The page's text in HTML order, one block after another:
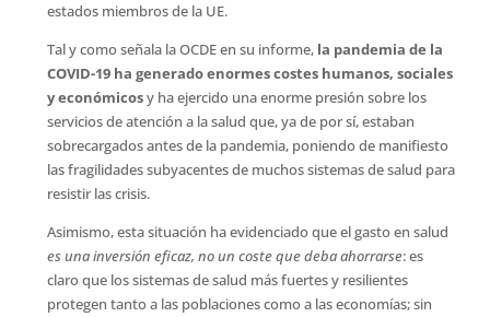
estados miembros de la UE.
Tal y como señala la OCDE en su informe, la pandemia de la
COVID-19 ha generado enormes costes humanos, sociales
y económicosy ha ejercido una enorme presión sobre los
servicios de atención a la salud que, ya de por sí, estaban
sobrecargados antes de la pandemia, poniendo de manifiesto
las fragilidades subyacentes de muchos sistemas de salud para
resistir las crisis.
Asimismo, esta situación ha evidenciado que el gasto en salud
es una inversión eficaz, no un coste que deba ahorrarse: es
claro que los sistemas de salud más fuertes y resilientes
protegen tanto a las poblaciones como a las economías; sin